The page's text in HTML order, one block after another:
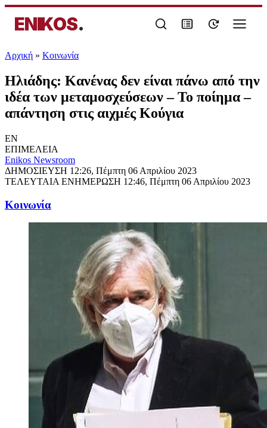
ENIKOS.
Αρχική » Κοινωνία
Ηλιάδης: Κανένας δεν είναι πάνω από την
ιδέα των μεταμοσχεύσεων – Το ποίημα –
απάντηση στις αιχμές Κούγια
EN
ΕΠΙΜΕΛΕΙΑ
Enikos Newsroom
ΔΗΜΟΣΙΕΥΣΗ 12:26, Πέμπτη 06 Απριλίου 2023
ΤΕΛΕΥΤΑΙΑ ΕΝΗΜΕΡΩΣΗ 12:46, Πέμπτη 06 Απριλίου 2023
Κοινωνία